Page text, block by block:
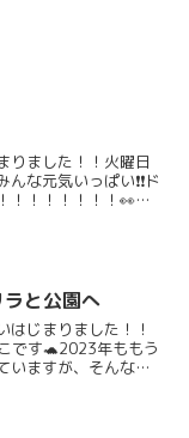
りました！！火曜日
な元気いっぱい❗️❗️ド
！！！！！！！👀た
と公園へ
はじまりました！！
です🐢2023年ももう
いますが、そんな今